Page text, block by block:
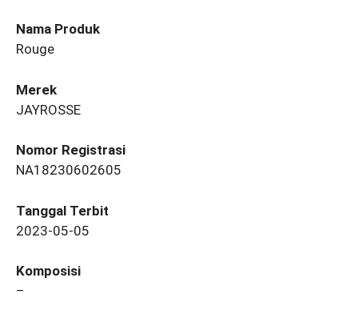
Nama Produk
Rouge
Merek
JAYROSSE
Nomor Registrasi
NA18230602605
Tanggal Terbit
2023-05-05
Komposisi
–